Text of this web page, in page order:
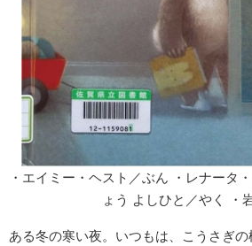
・エイミー・ヘスト／ぶん ・レナータ
ょう よしひと／やく ・
ある冬の寒い夜。いつもは、こうさぎ